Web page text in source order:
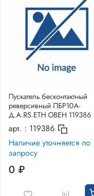
Пускатель бесконтактный
реверсивный ПБР10А-
Д.A.RS.ETH ОВЕН 119386
арт. : 119386
Наличие уточняется по
запросу
0 ₽